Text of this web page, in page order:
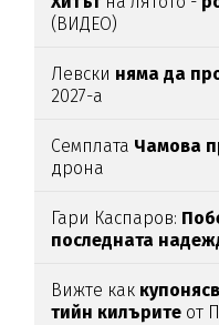
(ВИДЕО)
Левски няма да
2027-а
Семплата Чамова
дрона
Гари Каспаров:
последната
Вижте как
тийн килърите от